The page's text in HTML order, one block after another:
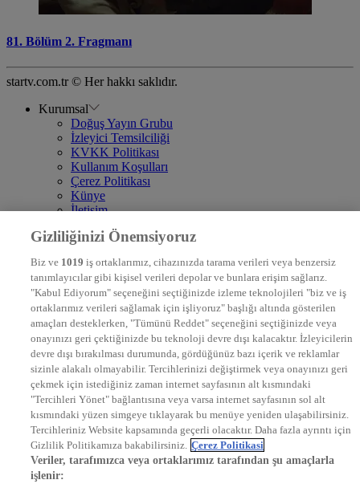
81. Bölüm 2. Fragmanı
startv.com.tr © Her hakkı saklıdır.
Kurumsal
Doğuş Yayın Grubu
İzleyici Temsilciliği
KVKK Politikası
Kullanım Koşulları
Çerez Politikası
Künye
İletişim
DYG Televizyonlar
STAR
EURO STAR
KRAL POP TV
DYG Radyolar
NTV RADYO
KRAL FM
KRAL POP
EKSEN
VOYAGE
DYG Dijital
ntv.com.tr
ntvspor.net
secim.ntv.com.tr
startv.com.tr
kralmuzik.com.tr
Gizliliğinizi Önemsiyoruz
Biz ve 1019 iş ortaklarımız, cihazınızda tarama verileri veya benzersiz
tanımlayıcılar gibi kişisel verileri depolar ve bunlara erişim sağlarız.
"Kabul Ediyorum" seçeneğini seçtiğinizde izleme teknolojileri "biz ve iş
ortaklarımız verileri sağlamak için işliyoruz" başlığı altında gösterilen
amaçları desteklerken, "Tümünü Reddet" seçeneğini seçtiğinizde veya
onayınızı geri çektiğinizde bu teknoloji devre dışı kalacaktır. İzleyicilerin
devre dışı bırakılması durumunda, gördüğünüz bazı içerik ve reklamlar
sizinle alakalı olmayabilir. Tercihlerinizi değiştirmek veya onayınızı geri
çekmek için istediğiniz zaman internet sayfasının alt kısmındaki
"Tercihleri Yönet" bağlantısına veya varsa internet sayfasının sol alt
kısmındaki yüzen simgeye tıklayarak bu menüye yeniden ulaşabilirsiniz.
Tercihleriniz Website kapsamında geçerli olacaktır. Daha fazla ayrıntı için
Gizlilik Politikamıza bakabilirsiniz. Çerez Politikasi
Veriler, tarafımızca veya ortaklarımız tarafından şu amaçlarla
işlenir: